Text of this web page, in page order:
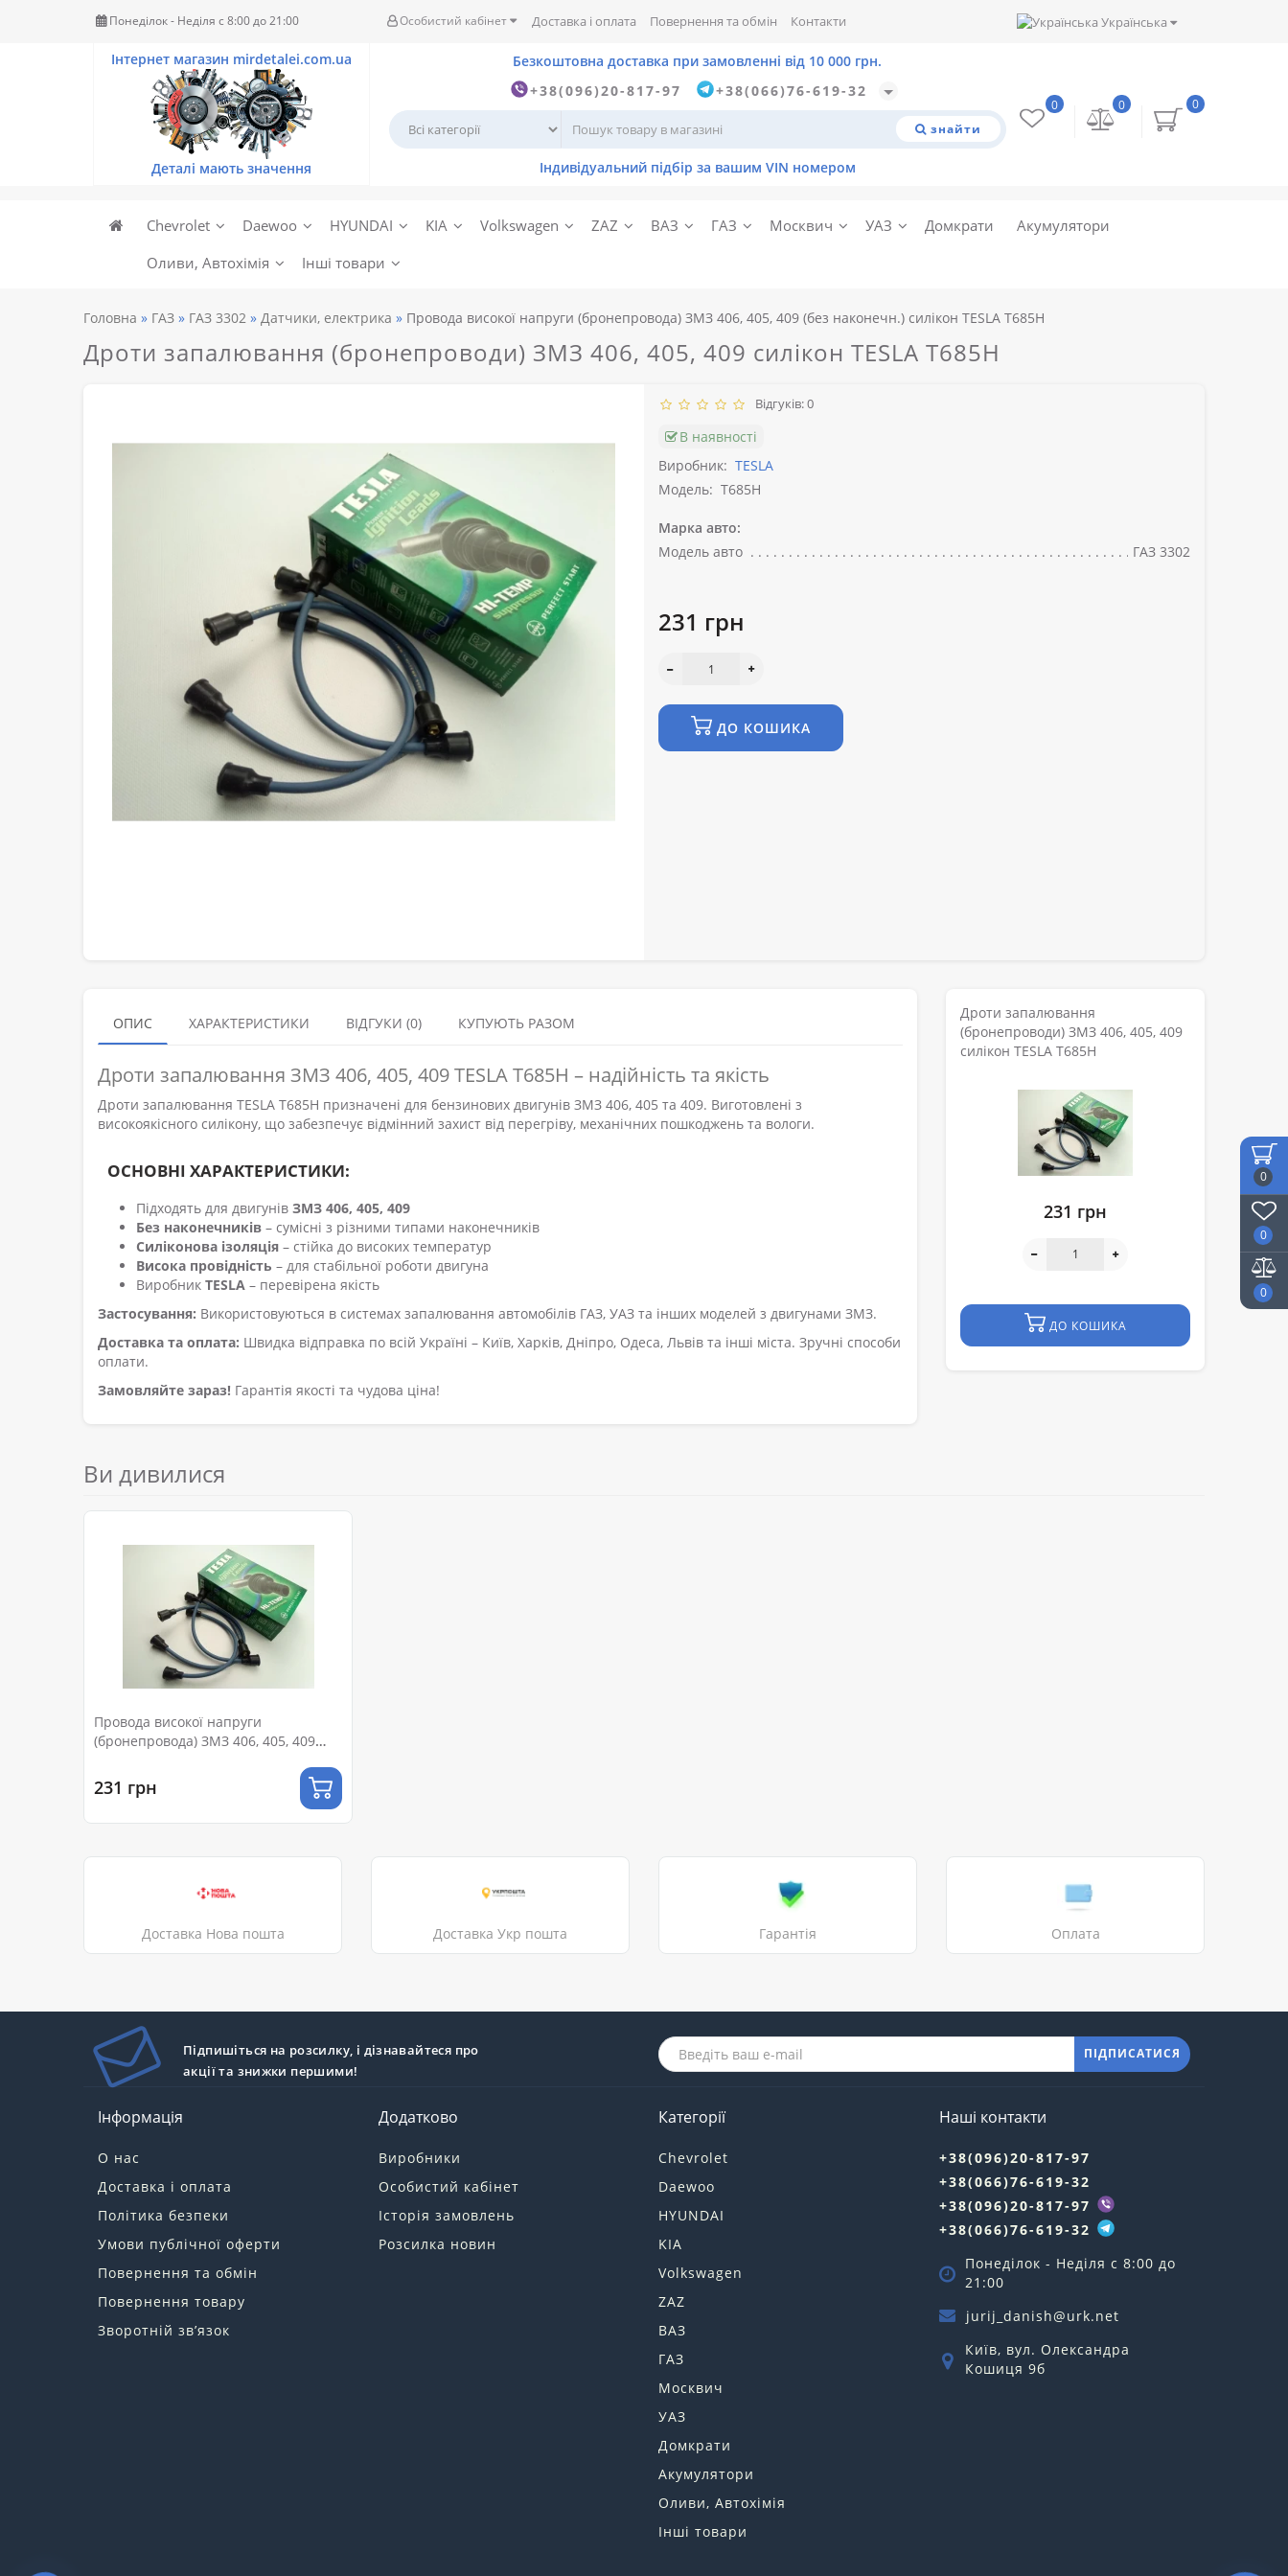
0
0
0
Понеділок - Неділя c 8:00 до 21:00 Особистий кабінет Доставка і оплата Повернення та обмін Контакти Українська
+38(096)20-817-97 +38(066)76-619-32
знайти
0
0
0
Chevrolet Daewoo HYUNDAI KIA Volkswagen ZAZ ВАЗ ГАЗ Москвич УАЗ Домкрати
Акумулятори
Оливи, Автохімія
Інші товари
Головна ГАЗ ГАЗ 3302 Датчики, електрика Провода високої напруги (бронепровода) ЗМЗ 406, 405, 409 (без наконечн.) силікон TESLA T685H
Дроти запалювання (бронепроводи) ЗМЗ 406, 405, 409 силікон TESLA T685H
Відгуків: 0
В наявності
Виробник: TESLA
Модель: T685H
Марка авто:
Модель авто
ГАЗ 3302
231 грн
ДО КОШИКА
ОПИС ХАРАКТЕРИСТИКИ ВІДГУКИ (0) КУПУЮТЬ РАЗОМ
Дроти запалювання ЗМЗ 406, 405, 409 TESLA T685H – надійність та якість
Дроти запалювання TESLA T685H призначені для бензинових двигунів ЗМЗ 406, 405 та 409. Виготовлені з
високоякісного силікону, що забезпечує відмінний захист від перегріву, механічних пошкоджень та вологи.
ОСНОВНІ ХАРАКТЕРИСТИКИ:
Підходять для двигунів ЗМЗ 406, 405, 409
Без наконечників – сумісні з різними типами наконечників
Силіконова ізоляція – стійка до високих температур
Висока провідність – для стабільної роботи двигуна
Виробник TESLA – перевірена якість
Застосування: Використовуються в системах запалювання автомобілів ГАЗ, УАЗ та інших моделей з двигунами ЗМЗ.
Доставка та оплата: Швидка відправка по всій Україні – Київ, Харків, Дніпро, Одеса, Львів та інші міста. Зручні способи
оплати.
Замовляйте зараз! Гарантія якості та чудова ціна!
Дроти запалювання
(бронепроводи) ЗМЗ 406, 405, 409
силікон TESLA T685H
231 грн
ДО КОШИКА
Ви дивилися
Провода високої напруги
(бронепровода) ЗМЗ 406, 405, 409
231 грн
Доставка Нова пошта Доставка Укр пошта Гарантія Оплата
Підпишіться на розсилку, і дізнавайтеся про
акції та знижки першими!
ПІДПИСАТИСЯ
Інформація
О нас
Доставка і оплата
Політика безпеки
Умови публічної оферти
Повернення та обмін
Повернення товару
Зворотній зв’язок
Додатково
Виробники
Особистий кабінет
Історія замовлень
Розсилка новин
Категорії
Chevrolet
Daewoo
HYUNDAI
KIA
Volkswagen
ZAZ
ВАЗ
ГАЗ
Москвич
УАЗ
Домкрати
Акумулятори
Оливи, Автохімія
Інші товари
Наші контакти
+38(096)20-817-97
+38(066)76-619-32
+38(096)20-817-97
+38(066)76-619-32
Понеділок - Неділя c 8:00 до
21:00
jurij_danish@urk.net
Київ, вул. Олександра
Кошиця 9б